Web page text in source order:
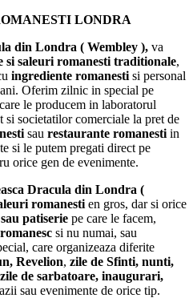
LONDRA
din Londra ( Wembley ), va
si saleuri romanesti traditionale,
ingrediente romanesti si personal
Oferim zilnic in special pe
le producem in laboratorul
si societatilor comerciale la pret de
sau restaurante romanesti in
si le putem pregati direct pe
orice gen de evenimente.
Dracula din Londra (
romanesti en gros, dar si orice
patiserie pe care le facem,
si nu numai, sau
care organizeaza diferite
Revelion, zile de Sfinti, nunti,
zile de sarbatoare, inaugurari,
sau evenimente de orice tip.